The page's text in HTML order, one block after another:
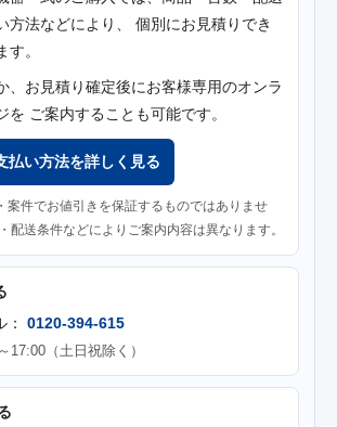
方法などにより、 個別にお見積りでき
す。
、お見積り確定後にお客様専用のオンラ
を ご案内することも可能です。
払い方法を詳しく見る
件でお値引きを保証するものではありませ
配送条件などによりご案内内容は異なります。
： 0120-394-615
17:00（土日祝除く）